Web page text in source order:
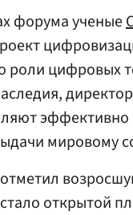
форума ученые
роли цифровых
эффективно
мировому
открытой